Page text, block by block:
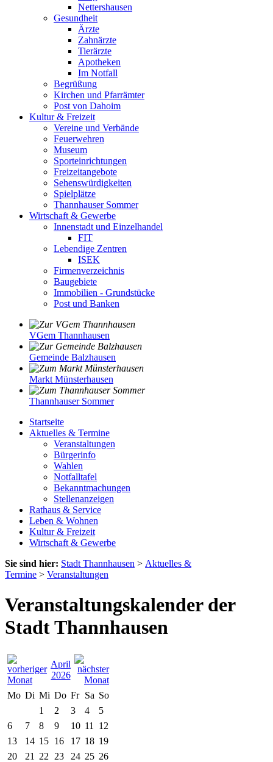
Nettershausen
Gesundheit
Ärzte
Zahnärzte
Tierärzte
Apotheken
Im Notfall
Begrüßung
Kirchen und Pfarrämter
Post von Dahoim
Kultur & Freizeit
Vereine und Verbände
Feuerwehren
Museum
Sporteinrichtungen
Freizeitangebote
Sehenswürdigkeiten
Spielplätze
Thannhauser Sommer
Wirtschaft & Gewerbe
Innenstadt und Einzelhandel
FIT
Lebendige Zentren
ISEK
Firmenverzeichnis
Baugebiete
Immobilien - Grundstücke
Post und Banken
VGem Thannhausen
Gemeinde Balzhausen
Markt Münsterhausen
Thannhauser Sommer
Startseite
Aktuelles & Termine
Veranstaltungen
Bürgerinfo
Wahlen
Notfalltafel
Bekanntmachungen
Stellenanzeigen
Rathaus & Service
Leben & Wohnen
Kultur & Freizeit
Wirtschaft & Gewerbe
Sie sind hier: Stadt Thannhausen > Aktuelles &
Termine > Veranstaltungen
Veranstaltungskalender der
Stadt Thannhausen
April
2026
Mo Di Mi Do Fr Sa So
1
2 3 4
5
6
7 8 9 10 11
12
13
14 15 16 17 18 19
20
21 22 23 24 25 26